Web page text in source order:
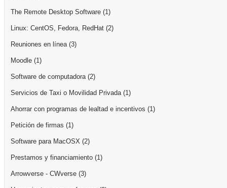
The Remote Desktop Software (1)
Linux: CentOS, Fedora, RedHat (2)
Reuniones en línea(3)
Moodle (1)
Software de computadora(2)
Servicios de Taxi o Movilidad Privada(1)
Ahorrar con programas de lealtad e incentivos (1)
Petición de firmas (1)
Software para MacOSX (2)
Prestamos y financiamiento (1)
Arrowverse - CWverse (3)